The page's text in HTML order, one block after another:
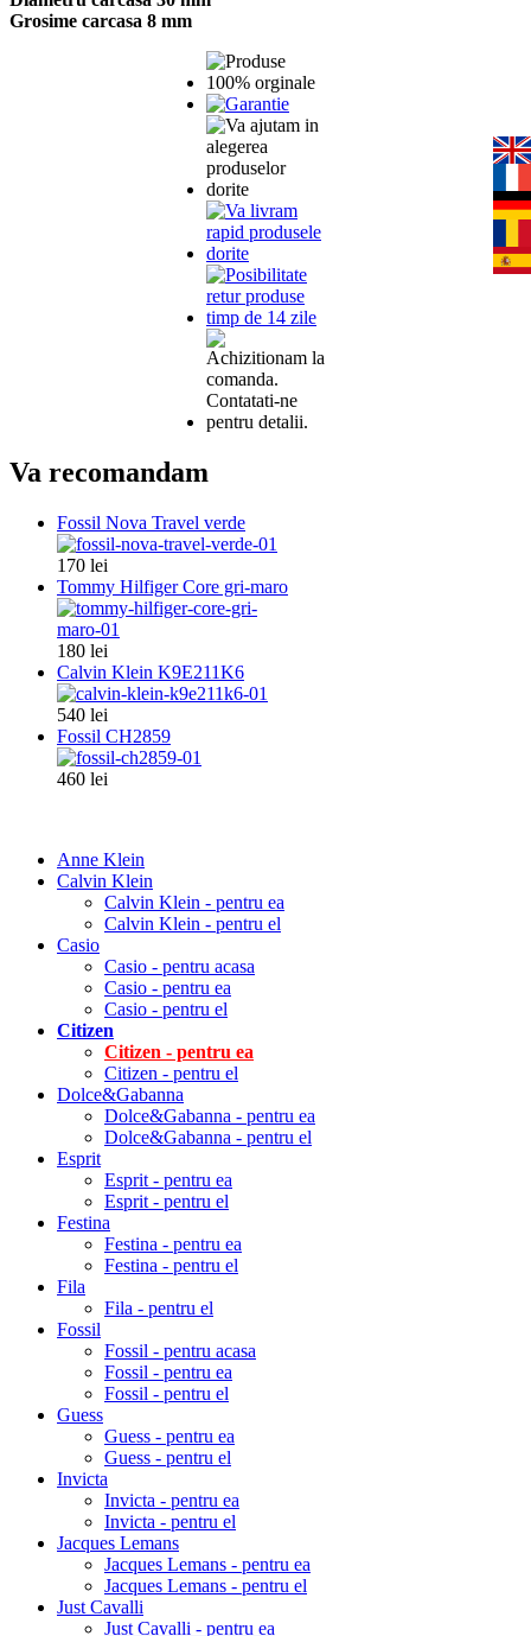
Grosime carcasa 8 mm
Va recomandam
Fossil Nova Travel verde
170 lei
Tommy Hilfiger Core gri-maro
180 lei
Calvin Klein K9E211K6
540 lei
Fossil CH2859
460 lei
Anne Klein
Calvin Klein
Calvin Klein - pentru ea
Calvin Klein - pentru el
Casio
Casio - pentru acasa
Casio - pentru ea
Casio - pentru el
Citizen
Citizen - pentru ea
Citizen - pentru el
Dolce&Gabanna
Dolce&Gabanna - pentru ea
Dolce&Gabanna - pentru el
Esprit
Esprit - pentru ea
Esprit - pentru el
Festina
Festina - pentru ea
Festina - pentru el
Fila
Fila - pentru el
Fossil
Fossil - pentru acasa
Fossil - pentru ea
Fossil - pentru el
Guess
Guess - pentru ea
Guess - pentru el
Invicta
Invicta - pentru ea
Invicta - pentru el
Jacques Lemans
Jacques Lemans - pentru ea
Jacques Lemans - pentru el
Just Cavalli
Just Cavalli - pentru ea